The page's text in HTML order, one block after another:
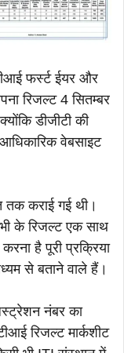
फर्स्ट ईयर और
रिजल्ट 4 सितम्बर
डीजीटी की
वेबसाइट
तक कराई गई थी।
के रिजल्ट एक साथ
है पूरी प्रक्रिया
से बताने वाले हैं।
नंबर का
रिजल्ट मार्कशीट